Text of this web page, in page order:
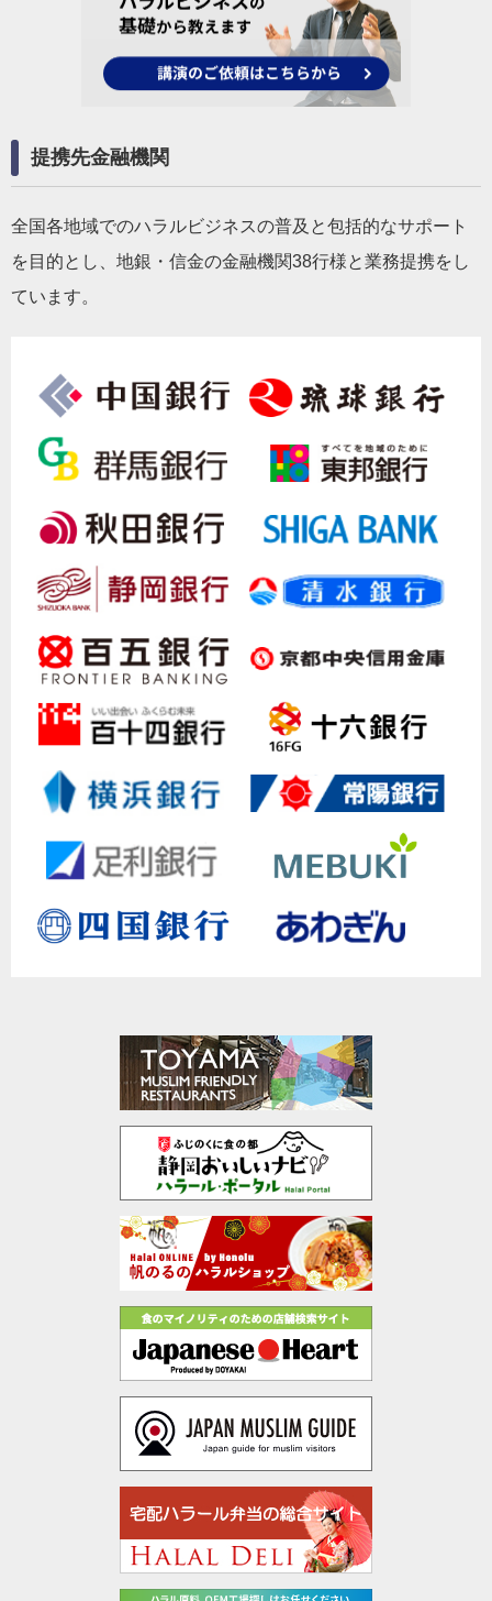
提携先金融機関
全国各地域でのハラルビジネスの普及と包括的なサポート
を目的とし、地銀・信金の金融機関38行様と業務提携をし
ています。